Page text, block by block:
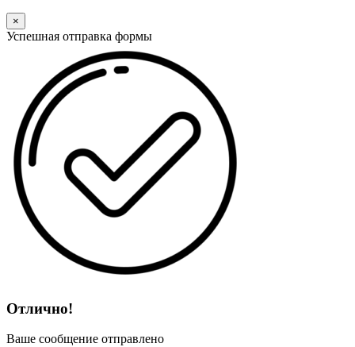
×
Успешная отправка формы
Отлично!
Ваше сообщение отправлено